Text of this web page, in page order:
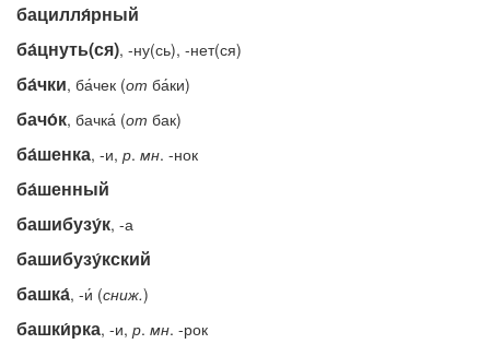
бацилля́рный
ба́цнуть(ся), -ну(сь), -нет(ся)
ба́чки, ба́чек (от ба́ки)
бачо́к, бачка́ (от бак)
ба́шенка, -и, р. мн. -нок
ба́шенный
башибузу́к, -а
башибузу́кский
башка́, -и́ (сниж.)
башки́рка, -и, р. мн. -рок